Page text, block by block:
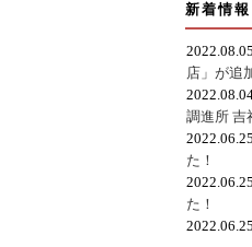
新着情報
店」が追
調進所 吉
た！
た！